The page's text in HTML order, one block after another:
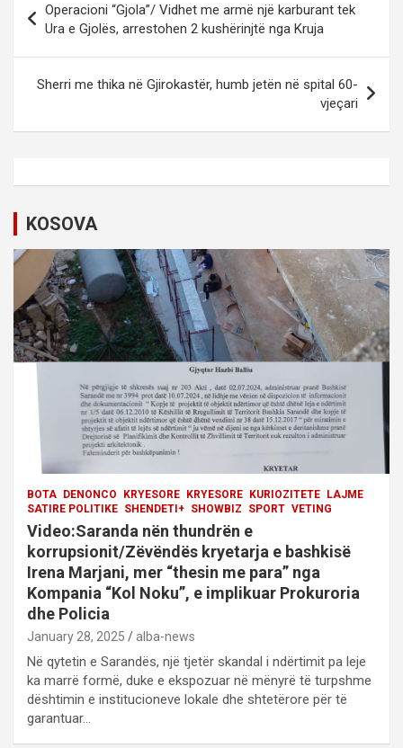
s
a
a
i
o
n
Operacioni “Gjola”/ Vidhet me armë një karburant tek
Ura e Gjolës, arrestohen 2 kushërinjtë nga Kruja
Sherri me thika në Gjirokastër, humb jetën në spital 60-
vjeçari
KOSOVA
BOTA DENONCO KRYESORE KRYESORE KURIOZITETE
LAJME
SATIRE POLITIKE SHENDETI+ SHOWBIZ SPORT VETING
Video:Saranda nën thundrën e
korrupsionit/Zëvëndës kryetarja e bashkisë
Irena Marjani, mer “thesin me para” nga
Kompania “Kol Noku”, e implikuar Prokuroria
dhe Policia
January 28, 2025 alba-news
Në qytetin e Sarandës, një tjetër skandal i ndërtimit pa leje
ka marrë formë, duke e ekspozuar në mënyrë të turpshme
dështimin e institucioneve lokale dhe shtetërore për të
garantuar…